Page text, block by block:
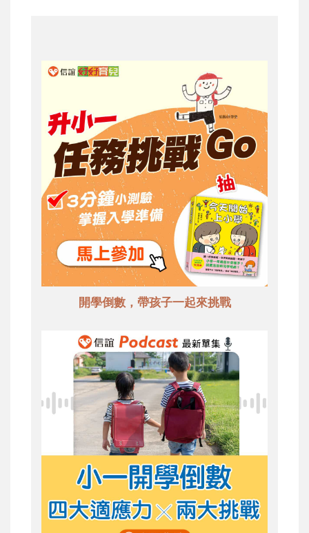
開學倒數，帶孩子一起來挑戰